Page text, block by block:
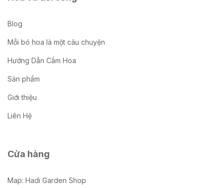
Blog
Mỗi bó hoa là một câu chuyện
Hướng Dẫn Cắm Hoa
Sản phẩm
Giới thiệu
Liên Hệ
Cửa hàng
Map: Hadi Garden Shop